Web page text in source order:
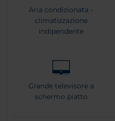
Aria condizionata -
climatizzazione
indipendente
Grande televisore a
schermo piatto